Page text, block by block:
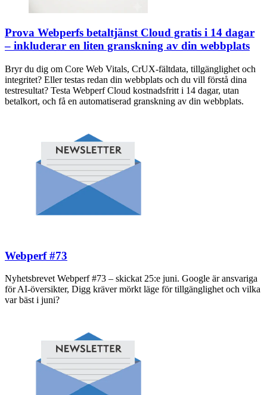
Prova Webperfs betaltjänst Cloud gratis i 14 dagar
– inkluderar en liten granskning av din webbplats
Bryr du dig om Core Web Vitals, CrUX-fältdata, tillgänglighet och
integritet? Eller testas redan din webbplats och du vill förstå dina
testresultat? Testa Webperf Cloud kostnadsfritt i 14 dagar, utan
betalkort, och få en automatiserad granskning av din webbplats.
Webperf #73
Nyhetsbrevet Webperf #73 – skickat 25:e juni. Google är ansvariga
för AI-översikter, Digg kräver mörkt läge för tillgänglighet och vilka
var bäst i juni?